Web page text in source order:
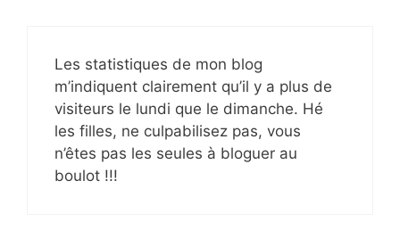
Les statistiques de mon blog
m’indiquent clairement qu’il y a plus de
visiteurs le lundi que le dimanche. Hé
les filles, ne culpabilisez pas, vous
n’êtes pas les seules à bloguer au
boulot !!!